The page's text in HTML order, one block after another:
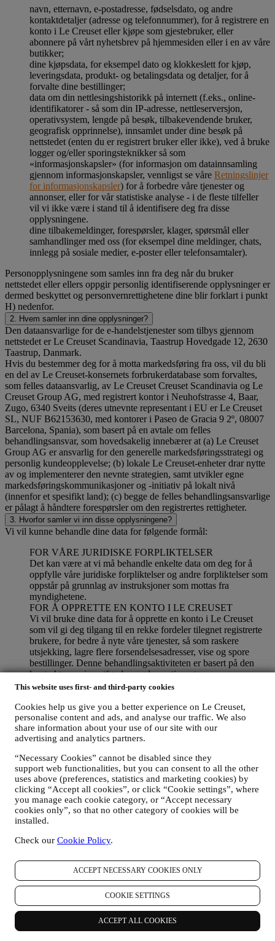
This website uses first- and third-party cookies
Cookies help us give you a better experience on Le Creuset,
personalise content and ads, and analyse our traffic. We also
share information about your use of our site with our
advertising and analytics partners.
“Necessary Cookies” cannot be disabled since they
support web functionalities, but you can consent to all the other
uses above (preferences, statistics and marketing cookies) by
clicking “Accept all cookies”, or click “Cookie settings”, where
you manage each cookie category, or “Accept necessary
cookies only”, so that no other category of cookies will be
installed.
Check our Cookie Policy.
ACCEPT NECESSARY COOKIES ONLY
COOKIE SETTINGS
ACCEPT ALL COOKIES
navn, etternavn, e-postadresse, fødselsdato, og andre
kontaktdetaljer (adresse og telefonnummer), for å registrere en
konto i Le Creuset eller kjøpe som gjestebruker, eller
abonnere på vårt nyhetsbrev på hjemmesiden eller i en av våre
butikker;
dine kjøpsdata, for eksempel dato og klokkeslett for kjøp,
leveringsdata, produkt- og betalingsdata og detaljer, for å
forvalte dine bestillinger;
data om din nettlesingshistorikk på internett (f.eks., online-
identifikatorer - så som din IP-adresse, nettleserversjon,
operativsystem, lengde på besøk, tilbakevendende bruker,
geografisk opprinnelse), innsamlet under dine besøk på
nettstedet (enten du er registrert bruker eller ikke), ved å bruke
logger og/eller sporingsteknikker så som
«informasjonskapsler» (for informasjon om datainnsamling
gjennom informasjonskapsler, vennligst se våre Retningslinjer
for informasjonskapsler) for å forbedre våre tjenester og
annonser, eller for vår statistiske analyse - i de fleste tilfeller
vil vi ikke være i stand til å identifisere deg fra disse
opplysningene.
dine tilbakemeldinger, forespørsler, klager, spørsmål eller
samhandlinger med oss (for eksempel dine meldinger, chats,
innlegg på sosiale medier, e-poster eller telefonsamtaler).
Personopplysningene som samles inn fra deg når du bruker
nettstedet eller ellers oppgir personlig identifiserende opplysninger er
dermed beskyttet og personvernrettighetene dine blir forklart i punkt
H) nedenfor.
2. Hvem samler inn dine opplysninger?
Den dataansvarlige for de e-handelstjenester som tilbys gjennom
nettstedet er Le Creuset Scandinavia, Taastrup Hovedgade 12, 2630
Taastrup, Danmark.
Hvis du bestemmer deg for å motta markedsføring fra oss, vil du bli
en del av Le Creuset-konsernets forbrukerdatabase som forvaltes,
som felles dataansvarlig, av Le Creuset Creuset Scandinavia og Le
Creuset Group AG, med registrert kontor i Neuhofstrasse 4, Baar,
Zugo, 6340 Sveits (deres utnevnte representant i EU er Le Creuset
SL, NUF B62153630, med kontorer i Paseo de Gracia 9 2º, 08007
Barcelona, Spania), som basert på en avtale om felles
behandlingsansvar, som hovedsakelig innebærer at (a) Le Creuset
Group AG er ansvarlig for den generelle markedsføringsstrategi og
personlig kundeopplevelse; (b) lokale Le Creuset-enheter drar nytte
av og implementerer den nevnte strategien, samt utvikler egne
markedsføringskommunikasjoner og -initiativ på lokalt nivå
(innenfor et spesifikt land); (c) begge de felles behandlingsansvarlige
er pålagt å håndtere forespørsler om den registrertes rettigheter.
3. Hvorfor samler vi inn disse opplysningene?
Vi vil kunne behandle dine data for følgende formål:
FOR VÅRE JURIDISKE FORPLIKTELSER
Det kan være at vi må behandle enkelte data om deg for å
oppfylle våre juridiske forpliktelser og andre forpliktelser som
oppstår på grunnlag av instruksjoner som mottas fra
myndighetene.
FOR Å OPPRETTE EN KONTO I LE CREUSET
Vi vil bruke dine data for å opprette en konto i Le Creuset
som vil gi deg tilgang til en rekke fordeler tilegnet registrerte
brukere, for bedre å nyte våre tjenester, så som raskere
utsjekking, lagre flere forsendelsesadresser, vise og spore
bestillinger. Denne behandlingsaktiviteten er basert på den
kontraktsmessige utførelse av denne tjenesten.
FOR Å FORVALTE DINE BESTILLINGER OG LEVERE
DEG
Vi vil bruke dine data til å forvalte kontraktsforholdet med
deg, dine kjøp av produkter på nettstedet og/eller i en av våre
Le Creuset butikker, din bruk av nettstedet, eventuelle
konkurranser. Det kan være at vi må behandle enkelte data
om deg for våre administrative formål knyttet til
kontraktsforholdet med deg inkludert regnskapsføring,
regningsutskriving og revisjon, verifisering av betalingskort,
bedrageri-screening, trygghet, sikkerhet, systemtesting,
vedlikehold, og statistisk analyse, osv. Av og til kan vi ha
grunner. For eksempel, for å sende deg bekreftelse på ditt
forespørsler som sendes gjennom våre nettstedsskjemaer eller
andre kanaler. Denne behandlingsaktiviteten er basert på den
kontraktsmessige utførelse av våre e-handelstjenester.
FOR Å INFORMERE DEG OM NYHETER ELLER
TILBUD PÅ LE CREUSET-PRODUKTER
Dersom du har samtykket til det (for eksempel ved å abonnere
på nyhetsbrevet vårt når du oppretter en konto på nettstedet),